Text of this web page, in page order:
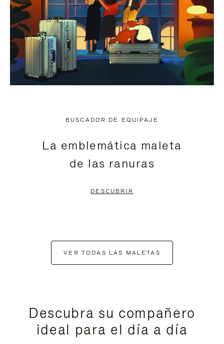
BUSCADOR DE EQUIPAJE
La emblemática maleta
de las ranuras
DESCUBRIR
VER TODAS LAS MALETAS
Descubra su compañero
ideal para el día a día